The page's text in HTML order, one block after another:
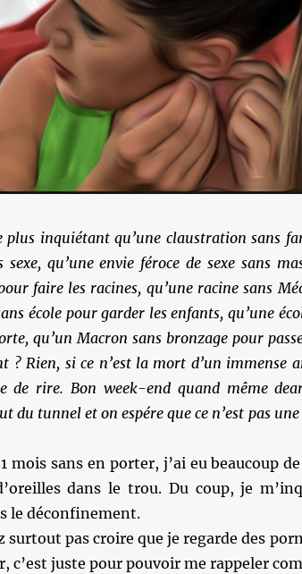
inquiétant qu’une claustration sans
qu’une envie féroce de sexe sans
faire les racines, qu’une racine sans
école pour garder les enfants, qu’une
qu’un Macron sans bronzage pour
? Rien, si ce n’est la mort d’un immense
de rire. Bon week-end quand même
du tunnel et on espére que ce n’est pas
mois sans en porter, j’ai eu beaucoup
dans le trou. Du coup, je
le déconfinement.
surtout pas croire que je regarde des
c’est juste pour pouvoir me rappeler